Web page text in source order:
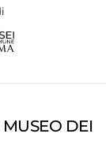
DEI